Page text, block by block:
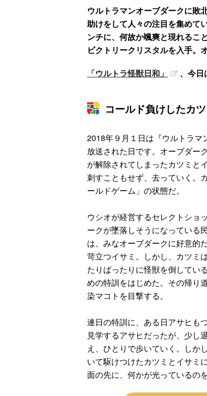
ウルトラマンオーブダークに敗
助けをして人々の注目を集めて
ンチに、何故か颯爽と現れるこ
ビクトリークリスタルを入手。
「ウルトラ怪獣日和」
、今日
コールド負けしたカ
2018年９月１日は『ウルトラ
放送された日です。オーブダー
が解除されてしまったカツミと
刺すこともせず、去っていく。
ールドゲーム」の状態だ。
ウシオが経営するセレクトショ
ークが墜落しそうになっている
は、みなオーブダークに好意的
苛立つイサミ。しかし、カツミ
たりばったりに怪獣を倒してい
めの特訓をはじめた。その帰り
染マコトを目撃する。
連日の特訓に、ある日アサヒも
見学するアサヒだったが、少し
え、ひとりで歩いていく。しか
いて駆けつけたカツミとイサミ
面の先に、何かが光っているの